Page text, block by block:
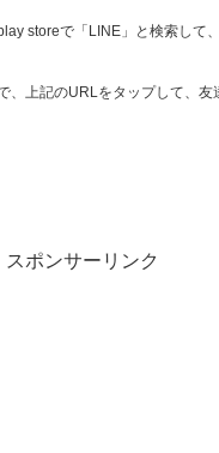
storeで「LINE」と検索して
、上記のURLをタップして、友
スポンサーリンク